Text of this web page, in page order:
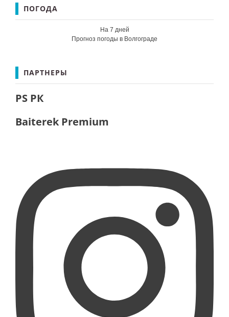
ПОГОДА
На 7 дней
Прогноз погоды в Волгограде
ПАРТНЕРЫ
PS РК
Baiterek Premium